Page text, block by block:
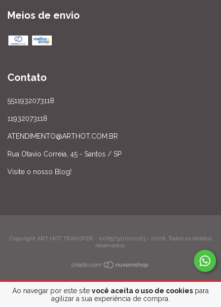
Ao navegar por este site você aceita o uso de cookies para
agilizar a sua experiência de compra.
Meios de envio
Contato
5511932073118
11932073118
ATENDIMENTO@ARTHOT.COM.BR
Rua Otavio Correia, 45 - Santos / SP
Visite o nosso Blog!
Copyright ART HOT TRANSFER - 00657321000163 - 2026. Todos os direitos
reservados.